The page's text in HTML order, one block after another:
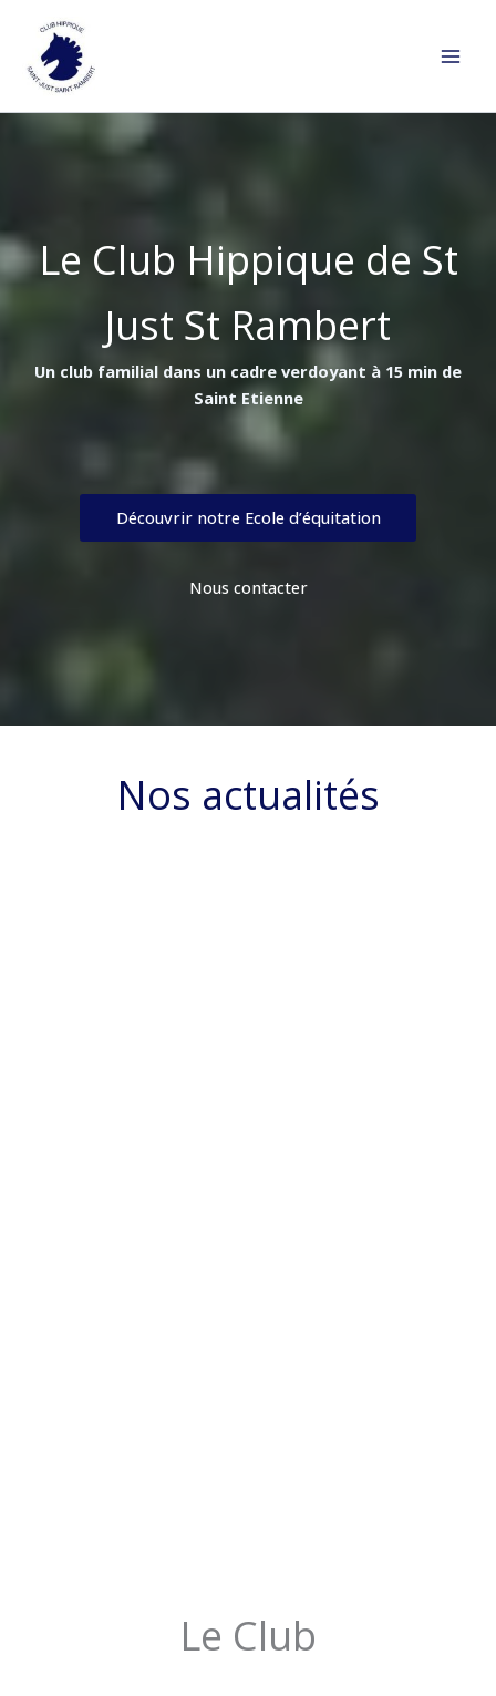
contenu
Le Club Hippique de St
Just St Rambert
Un club familial dans un cadre verdoyant à 15 min de
Saint Etienne
Découvrir notre Ecole d’équitation
Nous contacter
Nos actualités
Le Club